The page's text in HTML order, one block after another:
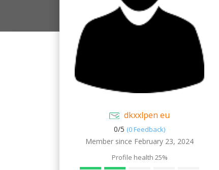
dkxxlpen eu
0/5 (0 Feedback)
Member since February 23, 2024
Profile health 25%